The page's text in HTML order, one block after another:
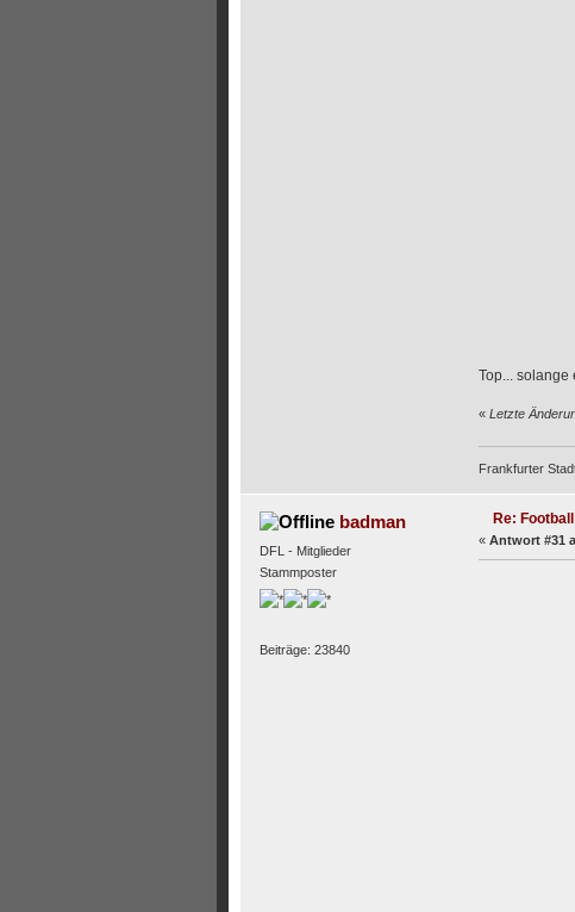
Top... solange
« Letzte
Frankfurter
badman
DFL - Mitglieder
Stammposter
Beiträge: 23840
Re:
« Antwort #31